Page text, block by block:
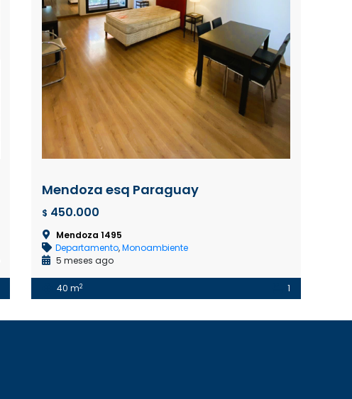
Mendoza esq Paraguay
$ 450.000
Mendoza 1495
Departamento,Monoambiente
5 meses ago
40 m2 1